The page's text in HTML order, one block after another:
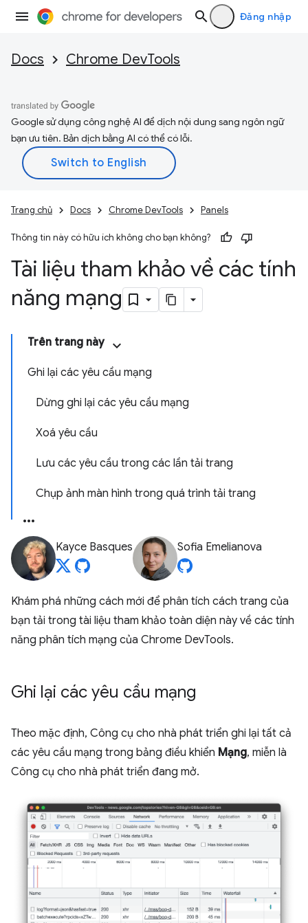
Đăng nhập
Docs Chrome DevTools
Google sử dụng công nghệ AI để dịch nội dung sang ngôn ngữ
bạn ưu tiên. Bản dịch bằng AI có thể có lỗi.
Trang chủ Docs Chrome DevTools Panels
Thông tin này có hữu ích không cho bạn không?
Tài liệu tham khảo về các tính
năng mạng
Trên trang này
Ghi lại các yêu cầu mạng
Dừng ghi lại các yêu cầu mạng
Xoá yêu cầu
Lưu các yêu cầu trong các lần tải trang
Chụp ảnh màn hình trong quá trình tải trang
Kayce Basques Sofia Emelianova
Khám phá những cách mới để phân tích cách trang của
bạn tải trong tài liệu tham khảo toàn diện này về các tính
năng phân tích mạng của Chrome DevTools.
Ghi lại các yêu cầu mạng
Theo mặc định, Công cụ cho nhà phát triển ghi lại tất cả
các yêu cầu mạng trong bảng điều khiển Mạng, miễn là
Công cụ cho nhà phát triển đang mở.